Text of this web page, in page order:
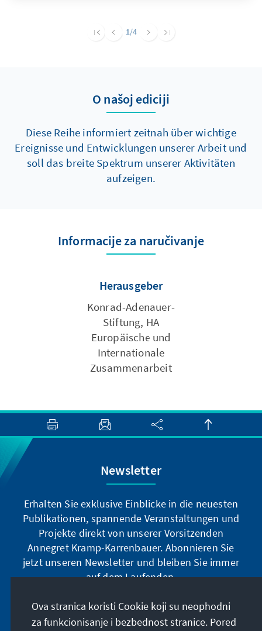
1/4
O našoj ediciji
Diese Reihe informiert zeitnah über wichtige
Ereignisse und Entwicklungen unserer Arbeit und
soll das breite Spektrum unserer Aktivitäten
aufzeigen.
Informacije za naručivanje
Herausgeber
Konrad-Adenauer-
Stiftung, HA
Europäische und
Internationale
Zusammenarbeit
Newsletter
Erhalten Sie exklusive Einblicke in die neuesten
Publikationen, spannende Veranstaltungen und
Projekte direkt von unserer Vorsitzenden
Annegret Kramp-Karrenbauer. Abonnieren Sie
jetzt unseren Newsletter und bleiben Sie immer
auf dem Laufenden.
Jetzt abonnieren
Ova stranica koristi Cookie koji su neophodni
za funkcionisanje i bezbednost stranice. Pored